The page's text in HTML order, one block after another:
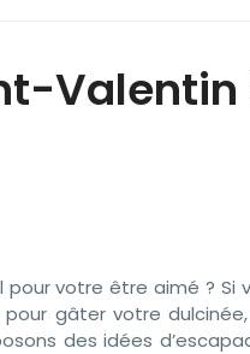
Valentin
votre être aimé ? Si
gâter votre
des idées